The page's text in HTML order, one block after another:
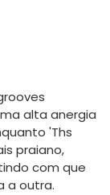
alta anergia
'Ths
praiano,
com que
a outra.